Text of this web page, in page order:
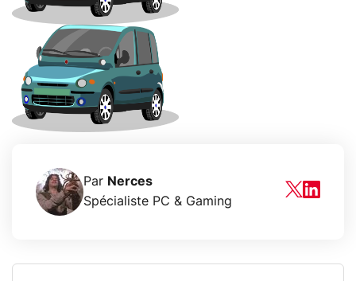
Par Nerces
Spécialiste PC & Gaming